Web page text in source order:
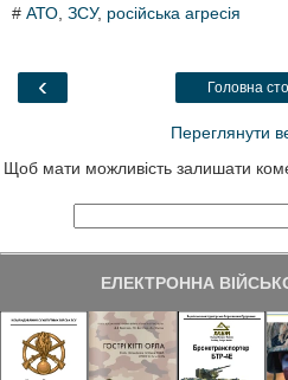
e
o
t
k
e
a
r
# АТО ЗСУ, російська агресія
‹ Головна
Переглянути
Щоб мати можливість залишати
ЕЛЕКТРОННА